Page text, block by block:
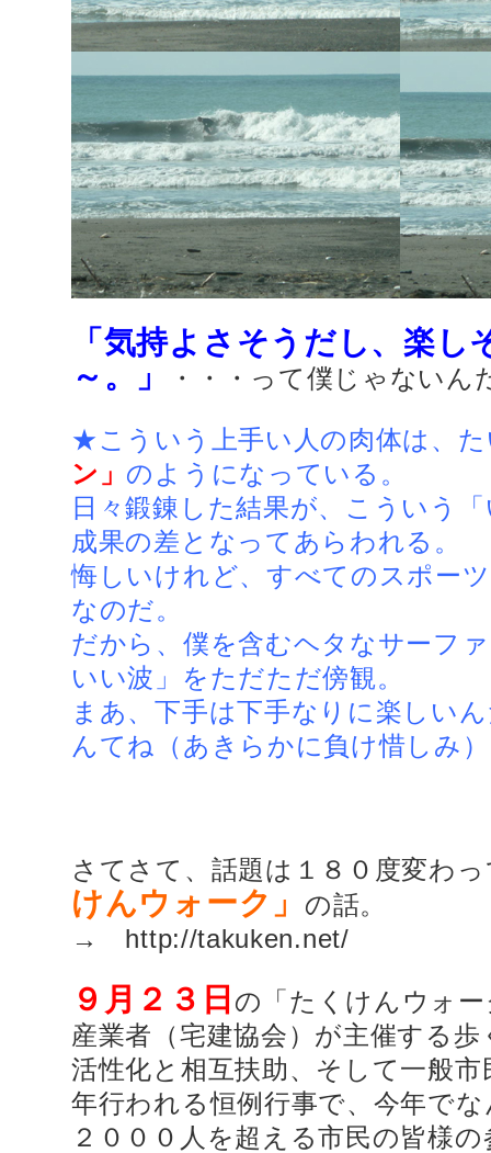
「気持よさそうだし、楽し
～。」
・・・って僕じゃないん
★こういう上手い人の肉体は、
ン」 のようになっている。
日々鍛錬した結果が、こういう
成果の差となってあらわれる。
悔しいけれど、すべてのスポー
なのだ。
だから、僕を含むヘタなサーフ
いい波」をただただ傍観。
まあ、下手は下手なりに楽しい
んてね（あきらかに負け惜しみ
さてさて、話題は１８０度変わ
けんウォーク」
の話。
→ http://takuken.net/
９月２３日 の「たくけんウォ
産業者（宅建協会）が主催する
活性化と相互扶助、そして一般
年行われる恒例行事で、今年で
２０００人を超える市民の皆様